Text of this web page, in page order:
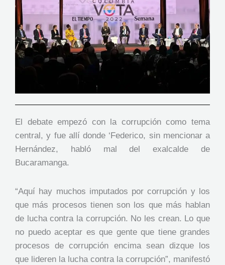
El debate empezó con la corrupción como tema
central, y fue allí donde ‘Federico, sin mencionar a
Hernández, habló mal del exalcalde de
Bucaramanga.
“Aquí hay muchos imputados por corrupción y los
que más procesos tienen son los que más hablan
de lucha contra la corrupción. No les crean. Lo que
no puedo aceptar es que gente que tiene grandes
procesos de corrupción encima sean dizque los
que lideren la lucha contra la corrupción”, manifestó